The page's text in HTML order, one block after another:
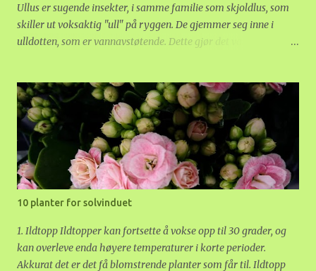
Ullus er sugende insekter, i samme familie som skjoldlus, som
skiller ut voksaktig "ull" på ryggen. De gjemmer seg inne i
ulldotten, som er vannavstøtende. Dette gjør det vanskelig å
gran. Edelgran i plantefelt, for eksempel til juletrær, er svært
utsatt. Det kan komme ullus in i huset med juletrær, både
hogde og i potte. Oftest foretrekker ullus planter med litt harde,
saftige blader. Sukkulenter, Hoya og orkideer er utsatt.
Kommer en smittet plante inn i huset, kan de spre seg til andre
planter som står rett ved. Ullus kan ikke fly, men spesielt unge
dyr kan krype. Hvordan blir en kvitt dem? For å bli kvitt ullus, er
det viktig å trenge gjennom ulldotten. Den er vannavstøtende,
så dusjing og spyling med vann eller insektsåpe har liten
virkning. Derfor er første skritt a...
10 planter for solvinduet
1. Ildtopp Ildtopper kan fortsette å vokse opp til 30 grader, og
kan overleve enda høyere temperaturer i korte perioder.
Akkurat det er det få blomstrende planter som får til. Ildtopp